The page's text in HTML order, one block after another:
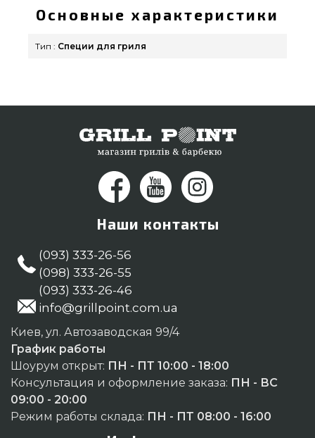
бренда по доступной цене всего 189 грн. в
каталоге грилей GrillPoint. Лучшие предложения
на Специи в каталоге интернет магазина Гриль
Основные характеристики
Тип : Специи для гриля
Наши контакты
(093) 333-26-56
(098) 333-26-55
(093) 333-26-46
info@grillpoint.com.ua
Киев, ул. Автозаводская 99/4
График работы
Шоурум открыт: ПН - ПТ 10:00 - 18:00
Консультация и оформление заказа: ПН - ВС
09:00 - 20:00
Режим работы склада: ПН - ПТ 08:00 - 16:00